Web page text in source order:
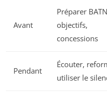
Avant
Préparer
objectifs,
concessions
Pendant
Écouter,
utiliser le